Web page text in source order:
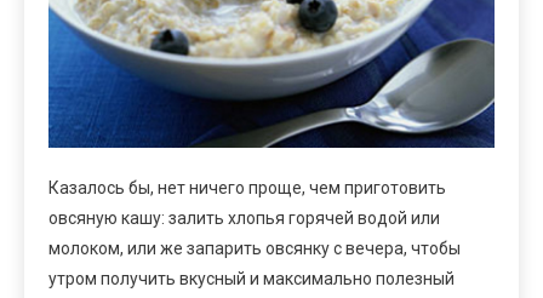
Казалось бы, нет ничего проще, чем приготовить
овсяную кашу: залить хлопья горячей водой или
молоком, или же запарить овсянку с вечера, чтобы
утром получить вкусный и максимально полезный